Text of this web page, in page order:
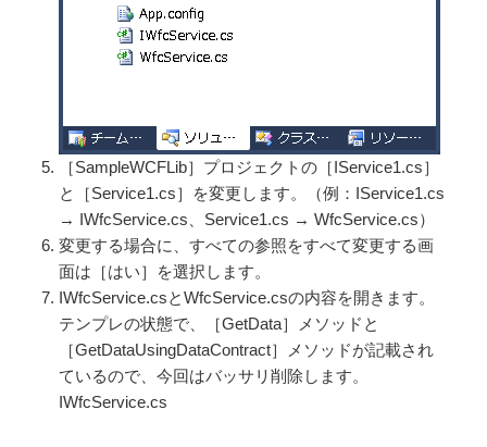
［SampleWCFLib］プロジェクトの［IService1.cs］
と［Service1.cs］を変更します。（例：IService1.cs
→ IWfcService.cs、Service1.cs → WfcService.cs）
変更する場合に、すべての参照をすべて変更する画
面は［はい］を選択します。
IWfcService.csとWfcService.csの内容を開きます。
テンプレの状態で、［GetData］メソッドと
［GetDataUsingDataContract］メソッドが記載され
ているので、今回はバッサリ削除します。
IWfcService.cs